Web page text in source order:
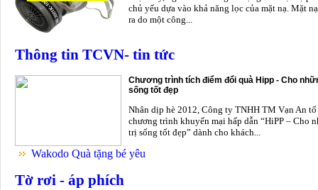
chủ yếu dựa vào khả năng lọc của mặt nạ. Mặt
ra do một công...
Thông tin TCVN- tin tức
Chương trình tích điểm đổi quà Hipp - Cho
sống tốt đẹp
Nhân dịp hè 2012, Công ty TNHH TM Vạn An
chương trình khuyến mại hấp dẫn “HiPP – Cho
trị sống tốt đẹp” dành cho khách...
Wakodo Quà tặng bé yêu
Tờ rơi - áp phích